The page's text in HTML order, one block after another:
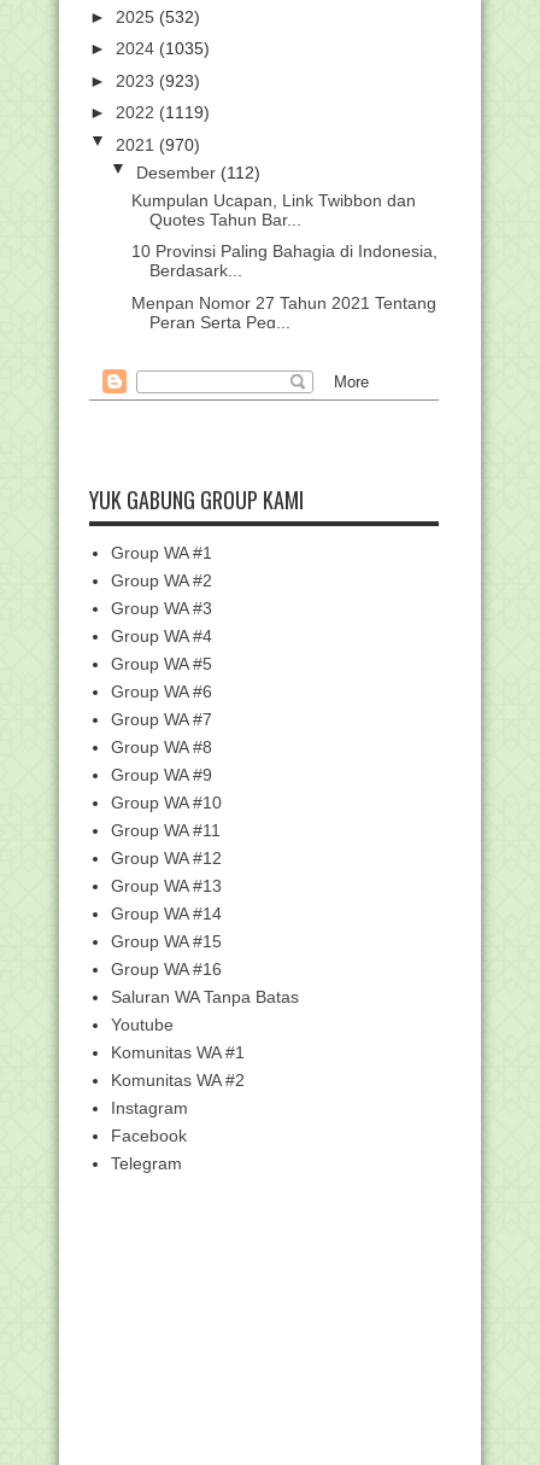
► 2025 (532)
► 2024 (1035)
► 2023 (923)
► 2022 (1119)
▼ 2021 (970)
▼ Desember (112)
Kumpulan Ucapan, Link Twibbon dan
Quotes Tahun Bar...
10 Provinsi Paling Bahagia di Indonesia,
Berdasark...
Menpan Nomor 27 Tahun 2021 Tentang
Peran Serta Peg...
Afirmasi Tahun 2021
BDK Aceh dan Papua Terima Sertifikat
Beban Kerja Guru dan Linearitasi Guru
Pada Kurikul...
Bapakku, Guru Tempo Dulu by Lisna
Humaira
Berwisata ke Taman Sapana, Mengisi
Liburan Nayla d...
Pengukuhan PPG, Rektor IAIN Salatiga
Minta Guru Te...
Daftar Tunggu Haji Pringsewu Sampai
22 Tahun, Keme...
Daftar Linieritas Kualifikasi S-1/D-IV
PPG dalam J...
Permendikbud No.16 Tahun 2019
tentang Penataan Lin...
Begini Aturan Tarif Sertifikasi Halal bagi
UMK, Ad...
Rerata Nasional Kelulusan PPG Daljab
Kementerian A...
Cara Update Data Anggota PGRI
Secara Online
Proses Pendataaan untuk Penghargaan
Unduh Buku Juknis Pengisian DRH
PPPK Guru pada Aku...
Unduh SKB 4 Menteri tentang Panduan
Penyelenggaraa...
Potret Pendidikan Toleransi di Sekolah,
YUK GABUNG GROUP KAMI
Group WA #1
Group WA #2
Group WA #3
Group WA #4
Group WA #5
Group WA #6
Group WA #7
Group WA #8
Group WA #9
Group WA #10
Group WA #11
Group WA #12
Group WA #13
Group WA #14
Group WA #15
Group WA #16
Saluran WA Tanpa Batas
Youtube
Komunitas WA #1
Komunitas WA #2
Instagram
Facebook
Telegram